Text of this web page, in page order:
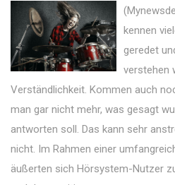
kennen
geredet
verstehen
Verständlichkeit. Kommen auch
man gar nicht mehr, was gesagt
antworten soll. Das kann sehr
nicht. Im Rahmen einer
äußerten sich Hörsystem-Nutzer